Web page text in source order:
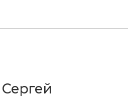
Сергей